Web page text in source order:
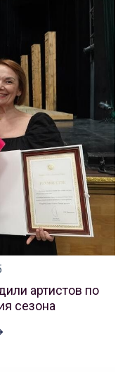
артистов по
сезона